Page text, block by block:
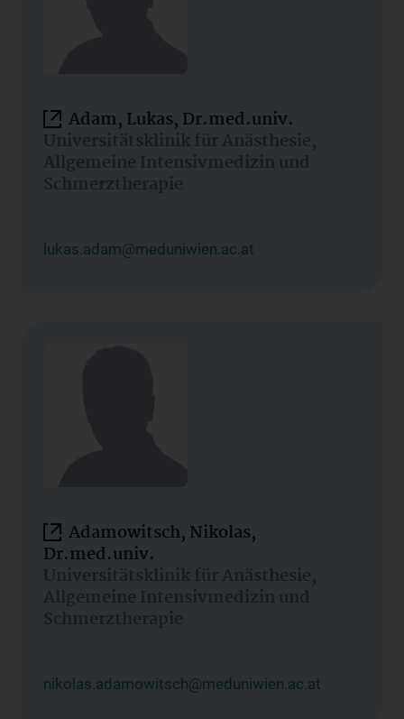
Adam, Lukas, Dr.med.univ.
Universitätsklinik für Anästhesie,
Allgemeine Intensivmedizin und
Schmerztherapie
lukas.adam@meduniwien.ac.at
Adamowitsch, Nikolas,
Dr.med.univ.
Universitätsklinik für Anästhesie,
Allgemeine Intensivmedizin und
Schmerztherapie
nikolas.adamowitsch@meduniwien.ac.at